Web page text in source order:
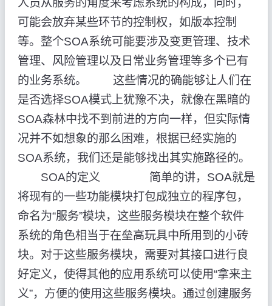
人员从服务的角度来考虑系统的构成，同时，
可能会放弃某些环节的控制权，如版本控制
等。整个SOA系统可能要涉及变更管理、技术
管理、风险管理以及日常业务管理等多个已有
的业务系统。 这些情况的确能够让人们在
是否选择SOA模式上犹豫不决，就像在黑暗的
SOA森林中找不到前进的方向一样，但实际情
况并不如想象的那么困难，根据已经实施的
SOA系统，我们还是能够找出其实施路径的。
SOA的定义 简单的讲，SOA就是
将现有的一些功能模块打包成独立的程序包，
命名为“服务”模块，这些服务模块在整个软件
系统的角色相当于在垒高玩具中所用到的小砖
块。对于这些服务模块，需要对其接口进行良
好定义，使得其他的应用系统可以使用“拿来主
义”，方便的使用这些服务模块。通过创建服务